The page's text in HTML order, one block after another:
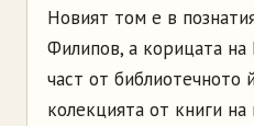
Новият том е в
Филипов, а корицата
част от библиотечното
колекцията от книги